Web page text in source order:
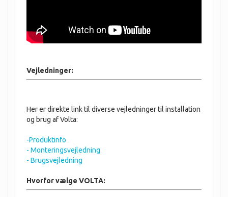
Vejledninger:
Her er direkte link til diverse vejledninger til installation
og brug af Volta:
-Produktinfo
- Monteringsvejledning
- Brugsvejledning
Hvorfor vælge VOLTA: